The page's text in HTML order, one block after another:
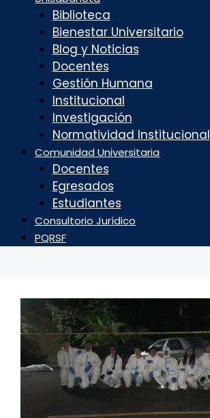
Biblioteca
Bienestar Universitario
Blog y Noticias
Docentes
Gestión Humana
Institucional
Investigación
Normatividad Institucional
Comunidad Universitaria
Docentes
Egresados
Estudiantes
Consultorio Jurídico
PQRSF